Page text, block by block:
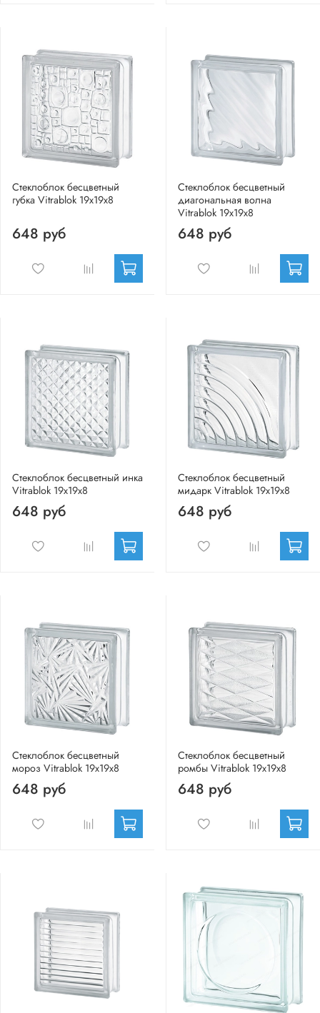
Стеклоблок бесцветный
губка Vitrablok 19х19х8
648 руб
Стеклоблок бесцветный
диагональная волна
Vitrablok 19х19х8
648 руб
Стеклоблок бесцветный инка
Vitrablok 19х19х8
648 руб
Стеклоблок бесцветный
мидарк Vitrablok 19х19х8
648 руб
Стеклоблок бесцветный
мороз Vitrablok 19х19х8
648 руб
Стеклоблок бесцветный
ромбы Vitrablok 19х19х8
648 руб